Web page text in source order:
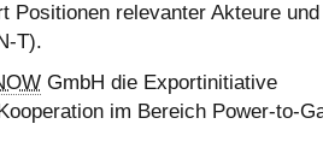
Positionen relevanter Akteure und
T).
GmbH die Exportinitiative
im Bereich Power-to-